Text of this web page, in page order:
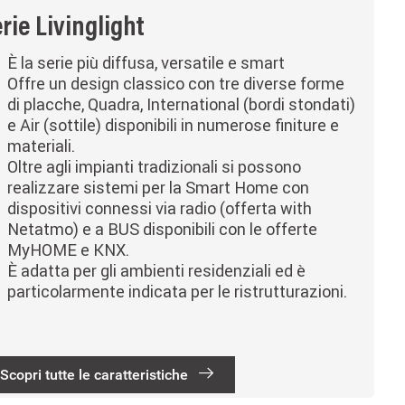
Livinglight
È la serie più diffusa, versatile e smart
Offre un design classico con tre diverse forme
di placche, Quadra, International (bordi stondati)
e Air (sottile) disponibili in numerose finiture e
materiali.
Oltre agli impianti tradizionali si possono
realizzare sistemi per la Smart Home con
dispositivi connessi via radio (offerta with
Netatmo) e a BUS disponibili con le offerte
MyHOME e KNX.
È adatta per gli ambienti residenziali ed è
particolarmente indicata per le ristrutturazioni.
Scopri tutte le caratteristiche